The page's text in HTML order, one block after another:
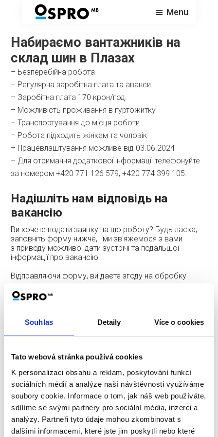
Souhlas Detaily Více o cookies
Tato webová stránka používá cookies
K personalizaci obsahu a reklam, poskytování funkcí
sociálních médií a analýze naší návštěvnosti využíváme
soubory cookie. Informace o tom, jak náš web používáte,
sdílíme se svými partnery pro sociální média, inzerci a
analýzy. Partneři tyto údaje mohou zkombinovat s
dalšími informacemi, které jste jim poskytli nebo které
main
content
personální
agentura
s
dlouholetou
tradicí
Menu
Набираємо вантажників на
склад шин в Плазах
– Безперебійна робота
– Регулярна заробітна плата та аванси
– Заробітна плата 170 крон/год.
– Можливість проживання в гуртожитку
–Транспортування до місця роботи
– Робота підходить жінкам та чоловік
– Працевлаштування можливе від 03.06.2024
– Для отримання додаткової інформації телефонуйте
за номером +420 771 126 579, +420 774 399 105.
Надішліть нам відповідь на
вакансію
Ви хочете подати заявку на цю роботу? Будь ласка,
заповніть форму нижче, і ми зв'яжемося з вами
з приводу можливої дати зустрічі та подальшої
інформації про вакансію.
Відправляючи форму, ви даєте згоду на обробку
Повне ім'я*
Email*